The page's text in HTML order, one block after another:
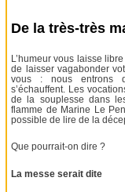
De la très-très
L’humeur vous laisse
de laisser vagabonder
vous : nous entrons
s’échauffent. Les
de la souplesse dans
flamme de Marine Le
possible de lire de la
Que pourrait-on dire ?
La messe serait dite